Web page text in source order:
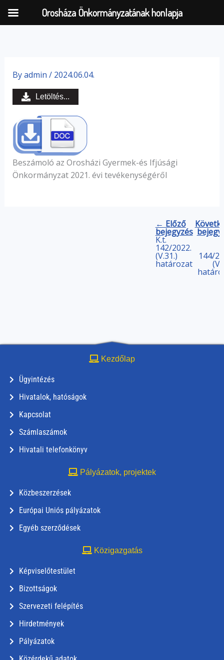
content
Byadmin / 2024.06.04.
Beszámoló az Orosházi Gyermek-és Ifjúsági
Önkormányzat 2021. évi tevékenységéről
Letöltés...
← Előző
bejegyzés
K.t.
142/2022.
(V.31.)
határozat
144/
Kezdőlap
Ügyintézés
Hivatalok, hatóságok
Kapcsolat
Számlaszámok
Hivatali telefonkönyv
Pályázatok, projektek
Közbeszerzések
Európai Uniós pályázatok
Egyéb szerződések
Közigazgatás
Képviselőtestület
Bizottságok
Szervezeti felépítés
Hirdetmények
Pályázatok
Orosháza Önkormányzatának honlapja